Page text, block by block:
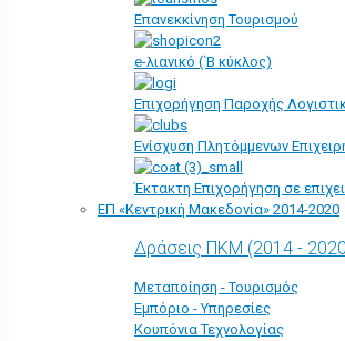
Επανεκκίνηση Τουρισμού
e-λιανικό (΄Β κύκλος)
Επιχορήγηση Παροχής
Ενίσχυση Πλητόμμενων
Έκτακτη Επιχορήγηση σε
ΕΠ «Kεντρική Μακεδονία» 2014-2020
Δράσεις ΠΚΜ (2014 -
Μεταποίηση - Τουρισμός
Εμπόριο - Υπηρεσίες
Κουπόνια Τεχνολογίας